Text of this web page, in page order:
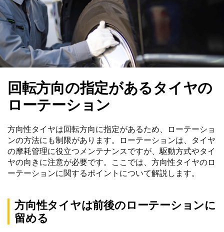
回転方向の指定があるタイヤの
ローテーション
方向性タイヤは回転方向に指定があるため、ローテーショ
ンの方法にも制限があります。ローテーションは、タイヤ
の摩耗管理に役立つメンテナンスですが、駆動方式やタイ
ヤの向きに注意が必要です。ここでは、方向性タイヤのロ
ーテーションに関するポイントについて解説します。
方向性タイヤは前後のローテーションに
留める